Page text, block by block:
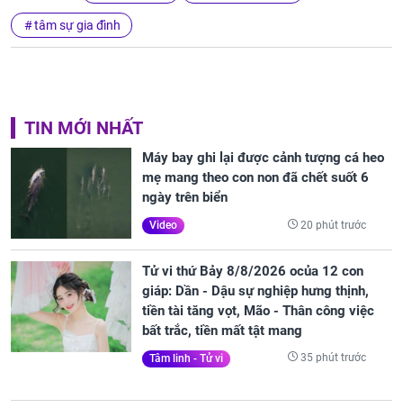
tâm sự gia đình
TIN MỚI NHẤT
Máy bay ghi lại được cảnh tượng cá heo
mẹ mang theo con non đã chết suốt 6
ngày trên biển
Video 20 phút trước
Tử vi thứ Bảy 8/8/2026 ocủa 12 con
giáp: Dần - Dậu sự nghiệp hưng thịnh,
tiền tài tăng vọt, Mão - Thân công việc
bất trắc, tiền mất tật mang
Tâm linh - Tử vi 35 phút trước